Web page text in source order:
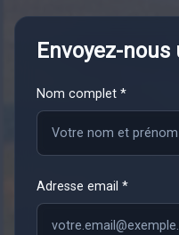
Envoyez-
Nom complet *
Adresse email *